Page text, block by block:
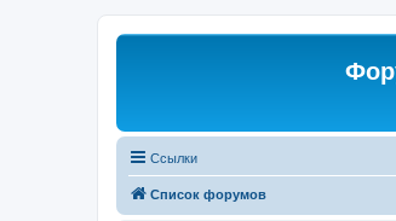
Ссылки
Список форумов